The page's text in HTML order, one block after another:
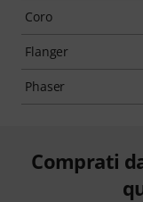
Coro
Flanger
Phaser
Comprati